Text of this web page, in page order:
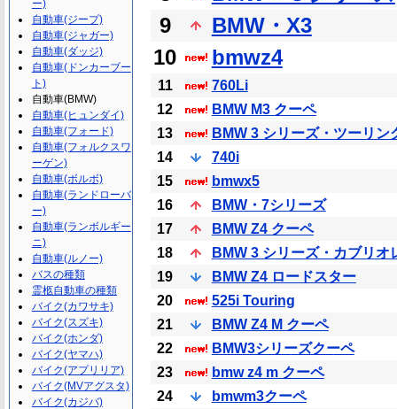
9
BMW・X3
10
bmwz4
11
760Li
12
BMW M3 クーペ
13
BMW 3 シリーズ・ツーリン
14
740i
15
bmwx5
16
BMW・7シリーズ
17
BMW Z4 クーペ
18
BMW 3 シリーズ・カブリオ
19
BMW Z4 ロードスター
20
525i Touring
21
BMW Z4 M クーペ
22
BMW3シリーズクーペ
23
bmw z4 m クーペ
24
bmwm3クーペ
ー)
自動車(ジープ)
自動車(ジャガー)
自動車(ダッジ)
自動車(ドンカーブー
ト)
自動車(BMW)
自動車(ヒュンダイ)
自動車(フォード)
自動車(フォルクスワ
ーゲン)
自動車(ボルボ)
自動車(ランドローバ
ー)
自動車(ランボルギー
ニ)
自動車(ルノー)
バスの種類
霊柩自動車の種類
バイク(カワサキ)
バイク(スズキ)
バイク(ホンダ)
バイク(ヤマハ)
バイク(アプリリア)
バイク(MVアグスタ)
バイク(カジバ)